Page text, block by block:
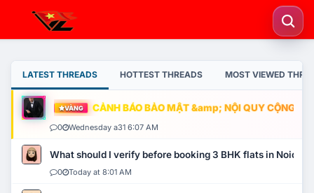
LATEST THREADS HOTTEST THREADS MOST VIEWED
VÀNG CẢNH BÁO BẢO MẬT &amp; NỘI QUY CỘNG
0 Wednesday a31 6:07 AM
What should I verify before booking 3 BHK flats in Noida?
0 Today at 8:01 AM